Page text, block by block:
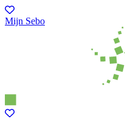
Mijn Sebo